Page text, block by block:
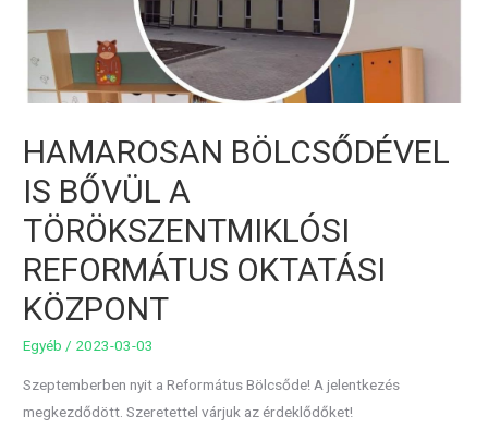
HAMAROSAN BÖLCSŐDÉVEL
IS BŐVÜL A
TÖRÖKSZENTMIKLÓSI
REFORMÁTUS OKTATÁSI
KÖZPONT
Egyéb / 2023-03-03
Szeptemberben nyit a Református Bölcsőde! A jelentkezés
megkezdődött. Szeretettel várjuk az érdeklődőket!